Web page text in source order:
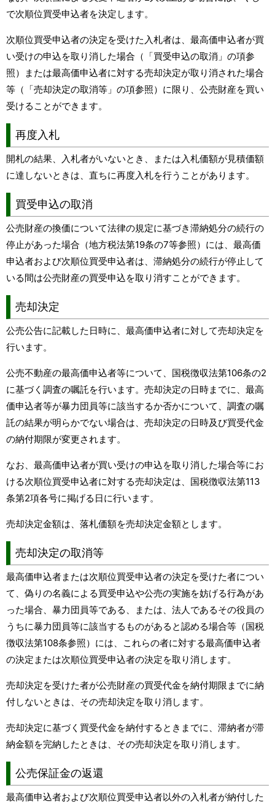
で次順位買受申込者を決定します。
次順位買受申込者の決定を受けた入札者は、最高価申込者が買
い受けの申込を取り消した場合（「買受申込の取消」の項参
照）または最高価申込者に対する売却決定が取り消された場合
等（「売却決定の取消等」の項参照）に限り、公売財産を買い
受けることができます。
再度入札
開札の結果、入札者がいないとき、または入札価額が見積価額
に達しないときは、直ちに再度入札を行うことがあります。
買受申込の取消
公売財産の換価について法律の規定に基づき滞納処分の続行の
停止があった場合（地方税法第19条の7等参照）には、最高価
申込者および次順位買受申込者は、滞納処分の続行が停止して
いる間は公売財産の買受申込を取り消すことができます。
売却決定
公売公告に記載した日時に、最高価申込者に対して売却決定を
行います。
公売不動産の最高価申込者等について、国税徴収法第106条の2
に基づく調査の嘱託を行います。売却決定の日時までに、最高
価申込者等が暴力団員等に該当するか否かについて、調査の嘱
託の結果が明らかでない場合は、売却決定の日時及び買受代金
の納付期限が変更されます。
なお、最高価申込者が買い受けの申込を取り消した場合等にお
ける次順位買受申込者に対する売却決定は、国税徴収法第113
条第2項各号に掲げる日に行います。
売却決定金額は、落札価額を売却決定金額とします。
売却決定の取消等
最高価申込者または次順位買受申込者の決定を受けた者につい
て、偽りの名義による買受申込や公売の実施を妨げる行為があ
った場合、 暴力団員等である、または、法人であるその役員の
うちに暴力団員等に該当するものがあると認める場合等（国税
徴収法第108条参照）には、これらの者に対する最高価申込者
の決定または次順位買受申込者の決定を取り消します。
売却決定を受けた者が公売財産の買受代金を納付期限までに納
付しないときは、その売却決定を取り消します。
売却決定に基づく買受代金を納付するときまでに、滞納者が滞
納金額を完納したときは、その売却決定を取り消します。
公売保証金の返還
最高価申込者および次順位買受申込者以外の入札者が納付した